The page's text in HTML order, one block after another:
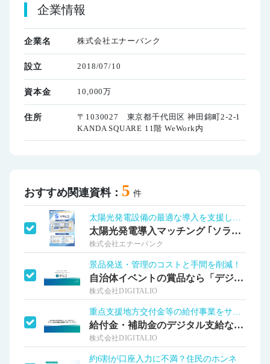
企業情報
企業名 株式会社エナーバンク
設立 2018/07/10
資本金 10,000万
住所
〒1030027 東京都千代田区 神田錦町2-2-1
KANDA SQUARE 11階 WeWork内
おすすめ関連資料： 5 件
太陽光発電導入マッチング ｢ソラレコ｣
株式会社エナーバンク
景品発送・管理のコストと手間を削減！
自治体イベントの賞品なら「デジコ」
株式会社DIGITALIO
給付金・補助金のデジタル支給ならデジコ
株式会社DIGITALIO
約6割が口座入力に不満？住民のホンネ